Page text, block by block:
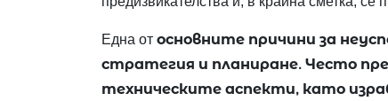
Една от основните причини за
стратегия и планиране. Често
техническите аспекти, като